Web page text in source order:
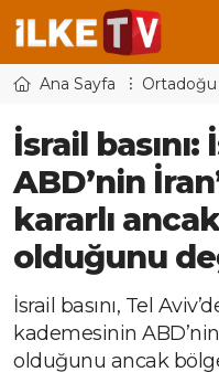
Ana Sayfa Ortadoğu
İsrail
ABD’nin
kararlı
olduğunu
İsrail basını, Tel
kademesinin
olduğunu ancak